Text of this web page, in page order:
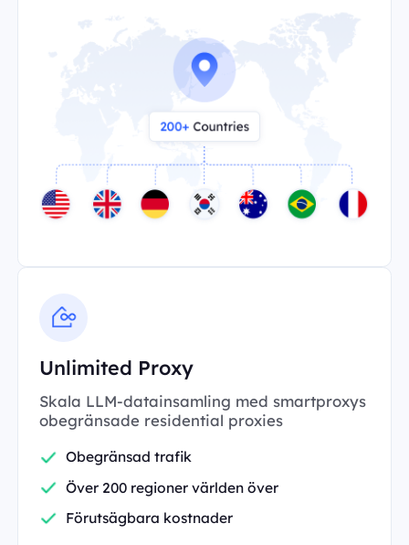
Unlimited Proxy
Skala LLM-datainsamling med smartproxys
obegränsade residential proxies
Obegränsad trafik
Över 200 regioner världen över
Förutsägbara kostnader